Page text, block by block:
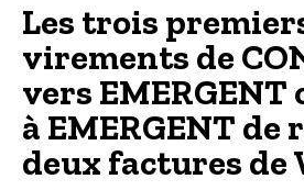
Les trois
virements de
vers
à EMERGENT de
deux factures de